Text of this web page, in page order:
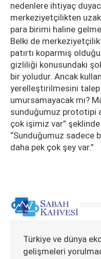
nedenlere ihtiyaç
merkeziyetçilikten
para birimi haline
Belki de
patırtı koparmış
gizliliği konusundaki
bir yoludur. Ancak
yerelleştirilmesini talep
umursamayacak mı?
sunduğumuz prototipi
çok işimiz var”
“Sunduğumuz sadece
daha pek çok şey var.”
Türkiye ve dünya
gelişmeleri